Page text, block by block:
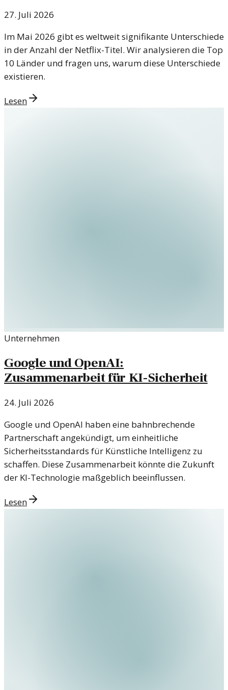
27. Juli 2026
Im Mai 2026 gibt es weltweit signifikante Unterschiede
in der Anzahl der Netflix-Titel. Wir analysieren die Top
10 Länder und fragen uns, warum diese Unterschiede
existieren.
Lesen
Unternehmen
Google und OpenAI:
Zusammenarbeit für KI-Sicherheit
24. Juli 2026
Google und OpenAI haben eine bahnbrechende
Partnerschaft angekündigt, um einheitliche
Sicherheitsstandards für Künstliche Intelligenz zu
schaffen. Diese Zusammenarbeit könnte die Zukunft
der KI-Technologie maßgeblich beeinflussen.
Lesen